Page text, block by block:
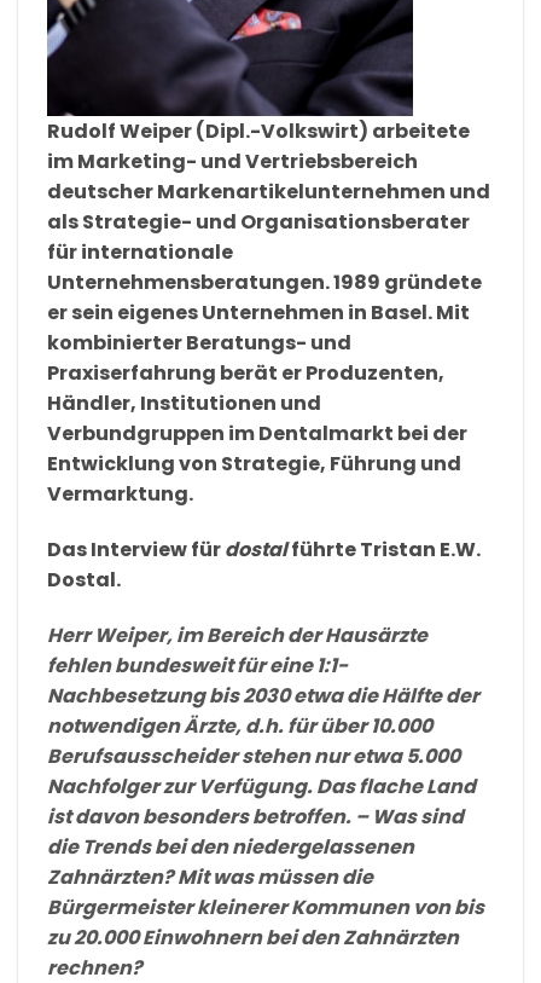
RudolfWeiper (Dipl.-Volkswirt) arbeitete
im Marketing- und Vertriebsbereich
deutscher Markenartikelunternehmen und
als Strategie- und Organisationsberater
für internationale
Unternehmensberatungen. 1989 gründete
er sein eigenes Unternehmen in Basel.Mit
kombinierter Beratungs- und
Praxiserfahrung berät er Produzenten,
Händler, Institutionen und
Verbundgruppen im Dentalmarkt bei der
Entwicklung von Strategie, Führung und
Vermarktung.
Das Interview fürdostalführte Tristan E.W.
Dostal.
Herr Weiper, im Bereich der Hausärzte
fehlen bundesweit für eine 1:1-
Nachbesetzung bis 2030 etwa die Hälfte der
notwendigen Ärzte, d.h. für über 10.000
Berufsausscheider stehen nur etwa 5.000
Nachfolger zur Verfügung. Das flache Land
ist davon besonders betroffen. – Was sind
die Trends bei den niedergelassenen
Zahnärzten? Mit was müssen die
Bürgermeister kleinerer Kommunen von bis
zu 20.000 Einwohnern bei den Zahnärzten
rechnen?